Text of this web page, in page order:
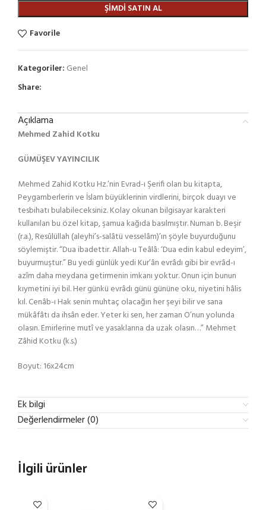
ŞIMDI SATIN AL
Favorile
Kategoriler: Genel
Share:
Açıklama
Mehmed Zahid Kotku
GÜMÜŞEV YAYINCILIK
Mehmed Zahid Kotku Hz.’nin Evrad-ı Şerifi olan bu kitapta,
Peygamberlerin ve İslam büyüklerinin virdlerini, birçok duayı ve
tesbihatı bulabileceksiniz. Kolay okunan bilgisayar karakteri
kullanılan bu özel kitap, şamua kağıda basılmıştır. Numan b. Beşir
(r.a.), Resûlüllah (aleyhi’s-salâtü vesselâm)’ın şöyle buyurduğunu
söylemiştir. “Dua ibadettir. Allah-u Teâlâ: ‘Dua edin kabul edeyim’,
buyurmuştur.” Bu yedi günlük yedi Kur’ân evrâdı gibi bir evrâd-ı
azîm daha meydana getirmenin imkanı yoktur. Onun için bunun
kıymetini iyi bil. Her günkü evrâdı günü gününe oku, niyetini hâlis
kıl. Cenâb-ı Hak senin muhtaç olacağın her şeyi bilir ve sana
mükâfâtı da ihsân eder. Yeter ki sen, her zaman O’nun yolunda
olasın. Emirlerine mutî ve yasaklarına da uzak olasın…” Mehmet
Zâhid Kotku (k.s.)
Boyut: 16x24cm
Ek bilgi
Değerlendirmeler (0)
İlgili ürünler